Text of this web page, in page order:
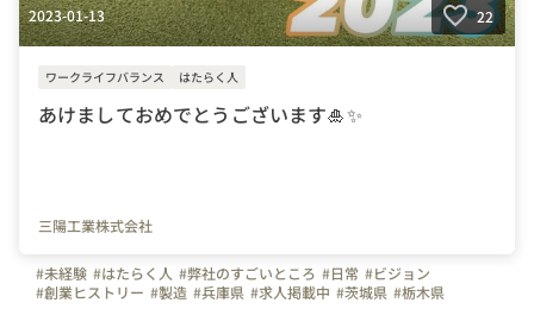
2023-01-13 22
ワークライフバランス はたらく人
あけましておめでとうございます🎍✨
三陽工業株式会社
#未経験 #はたらく人 #弊社のすごいところ #日常 #ビジョン
#創業ヒストリー #製造 #兵庫県 #求人掲載中 #茨城県 #栃木県